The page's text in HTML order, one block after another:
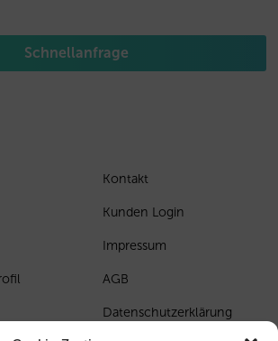
Schnellanfrage
Kontakt
Kunden Login
Impressum
AGB
Datenschutzerklärung